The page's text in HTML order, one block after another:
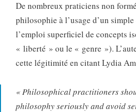
De nombreux praticiens non
philosophie à l’usage d’un
l’emploi superficiel de concepts
« liberté » ou le « genre »).
cette légitimité en citant Lydia
« Philosophical practitioners
philosophy seriously and avoid